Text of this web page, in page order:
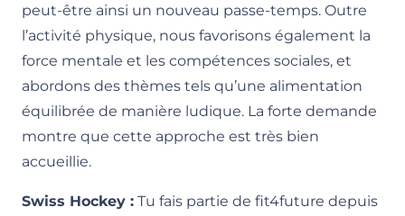
peut-être ainsi un nouveau passe-temps. Outre
l’activité physique, nous favorisons également la
force mentale et les compétences sociales, et
abordons des thèmes tels qu’une alimentation
équilibrée de manière ludique. La forte demande
montre que cette approche est très bien
accueillie.
Swiss Hockey : Tu fais partie de fit4future depuis